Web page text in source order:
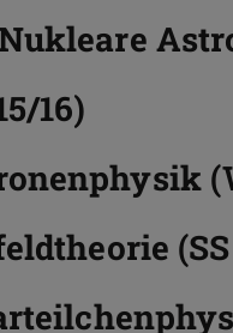
16)
(SS